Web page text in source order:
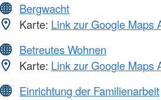
Bergwacht
Karte: Link zur Google Maps
Betreutes Wohnen
Karte: Link zur Google Maps
Einrichtung der Familienarbeit